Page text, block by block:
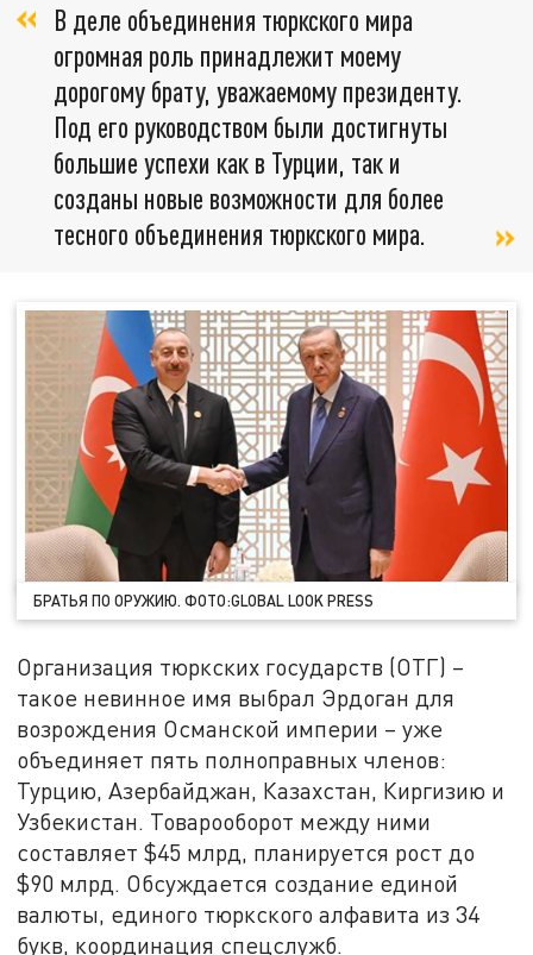
В деле объединения тюркского мира
огромная роль принадлежит моему
дорогому брату, уважаемому президенту.
Под его руководством были достигнуты
большие успехи как в Турции, так и
созданы новые возможности для более
тесного объединения тюркского мира.
БРАТЬЯ ПО ОРУЖИЮ. ФОТО:GLOBAL LOOK PRESS
Организация тюркских государств (ОТГ) –
такое невинное имя выбрал Эрдоган для
возрождения Османской империи – уже
объединяет пять полноправных членов:
Турцию, Азербайджан, Казахстан, Киргизию и
Узбекистан. Товарооборот между ними
составляет $45 млрд, планируется рост до
$90 млрд. Обсуждается создание единой
валюты, единого тюркского алфавита из 34
букв, координация спецслужб.